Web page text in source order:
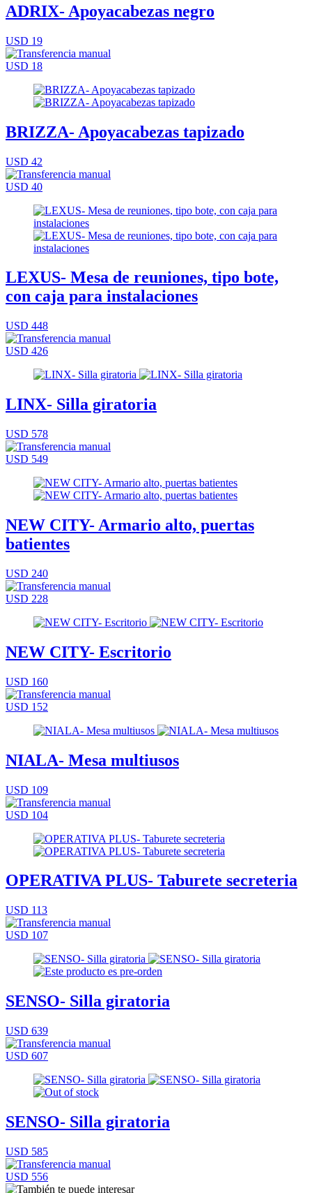
ADRIX- Apoyacabezas negro
USD 19
USD 18
BRIZZA- Apoyacabezas tapizado
USD 42
USD 40
LEXUS- Mesa de reuniones, tipo bote,
con caja para instalaciones
USD 448
USD 426
LINX- Silla giratoria
USD 578
USD 549
NEW CITY- Armario alto, puertas
batientes
USD 240
USD 228
NEW CITY- Escritorio
USD 160
USD 152
NIALA- Mesa multiusos
USD 109
USD 104
OPERATIVA PLUS- Taburete secreteria
USD 113
USD 107
SENSO- Silla giratoria
USD 639
USD 607
SENSO- Silla giratoria
USD 585
USD 556